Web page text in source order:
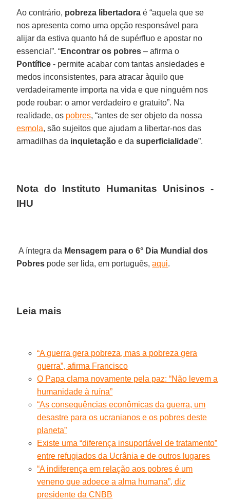
Ao contrário, pobreza libertadora é “aquela que se
nos apresenta como uma opção responsável para
alijar da estiva quanto há de supérfluo e apostar no
essencial”. “Encontrar os pobres – afirma o
Pontífice - permite acabar com tantas ansiedades e
medos inconsistentes, para atracar àquilo que
verdadeiramente importa na vida e que ninguém nos
pode roubar: o amor verdadeiro e gratuito”. Na
realidade, os pobres, “antes de ser objeto da nossa
esmola, são sujeitos que ajudam a libertar-nos das
armadilhas da inquietação e dasuperficialidade”.
Nota do Instituto Humanitas Unisinos -
IHU
A íntegra da Mensagem para o 6° Dia Mundial dos
Pobres pode ser lida, em português,aqui.
Leia mais
“A guerra gera pobreza, mas a pobreza gera
guerra”, afirma Francisco
O Papa clama novamente pela paz: “Não levem a
humanidade à ruína”
“As consequências econômicas da guerra, um
desastre para os ucranianos e os pobres deste
planeta”
Existe uma “diferença insuportável de tratamento”
entre refugiados da Ucrânia e de outros lugares
“A indiferença em relação aos pobres é um
veneno que adoece a alma humana”, diz
presidente da CNBB